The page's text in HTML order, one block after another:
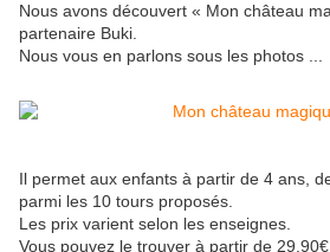
Nous avons découvert « Mon château
partenaire Buki.
Nous vous en parlons sous les photos ...
Il permet aux enfants à partir de 4 ans,
parmi les 10 tours proposés.
Les prix varient selon les enseignes.
Vous pouvez le trouver à partir de 29,90€